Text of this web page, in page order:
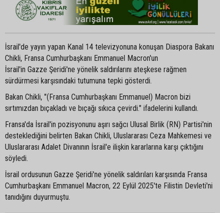
İsrail'de yayın yapan Kanal 14 televizyonuna konuşan Diaspora Bakanı
Chikli, Fransa Cumhurbaşkanı Emmanuel Macron'un
İsrail'in Gazze Şeridi'ne yönelik saldırılarını ateşkese rağmen
sürdürmesi karşısındaki tutumuna tepki gösterdi.
Bakan Chikli, "(Fransa Cumhurbaşkanı Emmanuel) Macron bizi
sırtımızdan bıçakladı ve bıçağı sıkıca çevirdi." ifadelerini kullandı.
Fransa'da İsrail'in pozisyonunu aşırı sağcı Ulusal Birlik (RN) Partisi'nin
desteklediğini belirten Bakan Chikli, Uluslararası Ceza Mahkemesi ve
Uluslararası Adalet Divanının İsrail'e ilişkin kararlarına karşı çıktığını
söyledi.
İsrail ordusunun Gazze Şeridi'ne yönelik saldırıları karşısında Fransa
Cumhurbaşkanı Emmanuel Macron, 22 Eylül 2025'te Filistin Devleti'ni
tanıdığını duyurmuştu.